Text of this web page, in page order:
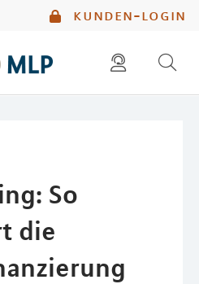
kunden-login
So
die